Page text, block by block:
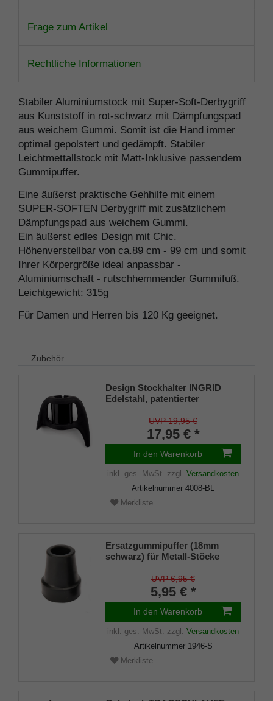
Frage zum Artikel
Rechtliche Informationen
Stabiler Aluminiumstock mit Super-Soft-Derbygriff
aus Kunststoff in rot-schwarz mit Dämpfungspad
aus weichem Gummi. Somit ist die Hand immer
optimal gepolstert und gedämpft. Stabiler
Leichtmettallstock mit Matt-Inklusive passendem
Gummipuffer.
Eine äußerst praktische Gehhilfe mit einem
SUPER-SOFTEN Derbygriff mit zusätzlichem
Dämpfungspad aus weichem Gummi.
Ein äußerst edles Design mit Chic.
Höhenverstellbar von ca.89 cm - 99 cm und somit
Ihrer Körpergröße ideal anpassbar -
Aluminiumschaft - rutschhemmender Gummifuß.
Leichtgewicht: 315g
Für Damen und Herren bis 120 Kg geeignet.
Zubehör
Design Stockhalter INGRID
Edelstahl, patentierter
(18 - 22mm), Weichgummi
UVP 19,95 €
17,95 € *
In den Warenkorb
inkl. ges. MwSt. zzgl. Versandkosten
Artikelnummer 4008-BL
Merkliste
Ersatzgummipuffer (18mm
schwarz) für Metall-Stöcke
ca. 18mm) mit Metalleinlage
(VE 1 Stück)
UVP 6,95 €
5,95 € *
In den Warenkorb
inkl. ges. MwSt. zzgl. Versandkosten
Artikelnummer 1946-S
Merkliste